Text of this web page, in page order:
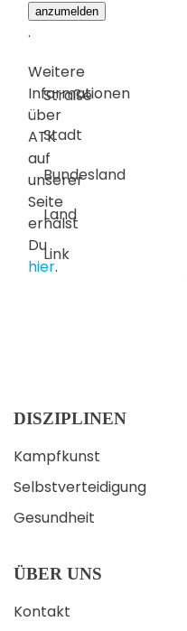
anzumelden
.
Weitere
Informationen
über
ATK
auf
unserer
Seite
erhälst
Du
hier.
Straße
Stadt
Bundesland
Land
Link
DISZIPLINEN
Kampfkunst
Selbstverteidigung
Gesundheit
ÜBER UNS
Kontakt